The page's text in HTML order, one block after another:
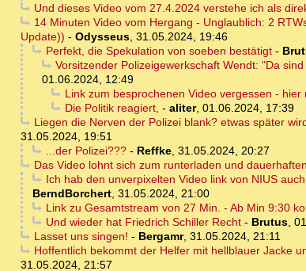
Und dieses Video vom 27.4.2024 verstehe ich als
14 Minuten Video vom Hergang - Unglaublich: 2
Update)) - Odysseus, 31.05.2024, 19:46
Perfekt, die Spekulation von soeben bestätigt-
Vorsitzender Polizeigewerkschaft Wendt: "Da
01.06.2024, 12:49
Link zum besprochenen Video vergessen - hier
Die Politik reagiert, - aliter, 01.06.2024, 17:39
Liegen die Nerven der Polizei blank? etwas später
31.05.2024, 19:51
...der Polizei???- Reffke, 31.05.2024, 20:27
Das Video lohnt sich zum runterladen und
Ich hab den unverpixelten Video link von NIUS
BerndBorchert, 31.05.2024, 21:00
Link zu Gesamtstream von 27 Min. - Ab Min 9:30
Und wieder hat Friedrich Schiller Recht- Brutus,
Lasset uns singen! - Bergamr, 31.05.2024, 21:11
Hoffentlich bekommt der Helfer mit hellblauer Jacke
31.05.2024, 21:57